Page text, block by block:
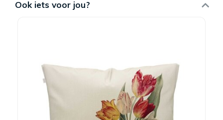
Ook iets voor jou?